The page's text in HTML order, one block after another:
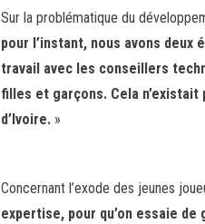
Sur la problématique du
pour l’instant, nous avons deux
travail avec les conseillers
filles et garçons. Cela n’existait
d’Ivoire. »
Concernant l’exode des jeunes
expertise, pour qu’on essaie